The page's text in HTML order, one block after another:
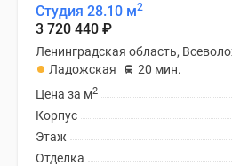
Студия 28.10 м2
3 720 440 ₽
Ленинградская область,
Ладожская
20 мин.
Цена за м2
Корпус
Этаж
Отделка